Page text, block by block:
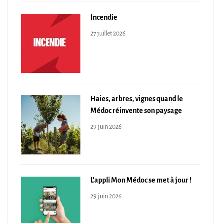
Incendie
27 juillet 2026
Haies, arbres, vignes quand le
Médoc réinvente son paysage
29 juin 2026
L'appli Mon Médoc se met à jour !
29 juin 2026